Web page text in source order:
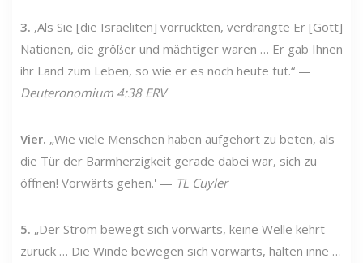
3. ‚Als Sie [die Israeliten] vorrückten, verdrängte Er [Gott]
Nationen, die größer und mächtiger waren … Er gab Ihnen
ihr Land zum Leben, so wie er es noch heute tut.“ —
Deuteronomium 4:38 ERV
Vier. „Wie viele Menschen haben aufgehört zu beten, als
die Tür der Barmherzigkeit gerade dabei war, sich zu
öffnen! Vorwärts gehen.' — TL Cuyler
5. „Der Strom bewegt sich vorwärts, keine Welle kehrt
zurück … Die Winde bewegen sich vorwärts, halten inne …